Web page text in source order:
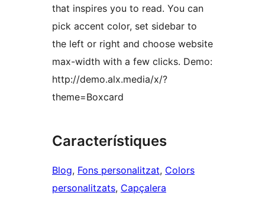
that inspires you to read. You can
pick accent color, set sidebar to
the left or right and choose website
max-width with a few clicks. Demo:
http://demo.alx.media/x/?
theme=Boxcard
Característiques
Blog, Fons personalitzat, Colors
personalitzats, Capçalera